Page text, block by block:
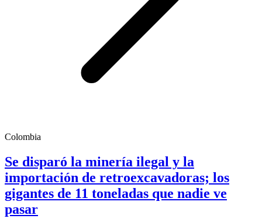
Colombia
Se disparó la minería ilegal y la
importación de retroexcavadoras; los
gigantes de 11 toneladas que nadie ve
pasar